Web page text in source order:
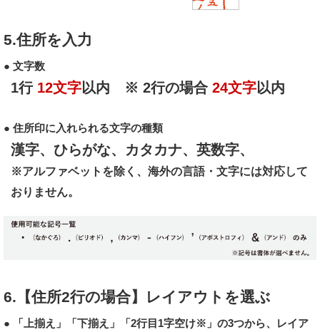
5.住所を入力
● 文字数
1行 12文字以内 ※ 2行の場合 24文字以内
● 住所印に入れられる文字の種類
漢字、ひらがな、カタカナ、英数字、
※アルファベットを除く、海外の言語・文字には対応して
おりません。
6.【住所2行の場合】レイアウトを選ぶ
● 「上揃え」「下揃え」「2行目1字空け※」の3つから、レイア